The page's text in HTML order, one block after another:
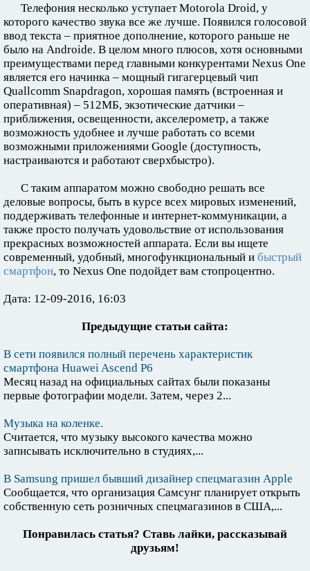
Телефония несколько уступает Motorola Droid, у
которого качество звука все же лучше. Появился голосовой
ввод текста – приятное дополнение, которого раньше не
было на Androide. В целом много плюсов, хотя основными
преимуществами перед главными конкурентами Nexus One
является его начинка – мощный гигагерцевый чип
Quallcomm Snapdragon, хорошая память (встроенная и
оперативная) – 512МБ, экзотические датчики –
приближения, освещенности, акселерометр, а также
возможность удобнее и лучше работать со всеми
возможными приложениями Google (доступность,
настраиваются и работают сверхбыстро).
С таким аппаратом можно свободно решать все
деловые вопросы, быть в курсе всех мировых изменений,
поддерживать телефонные и интернет-коммуникации, а
также просто получать удовольствие от использования
прекрасных возможностей аппарата. Если вы ищете
современный, удобный, многофункциональный и быстрый
смартфон, то Nexus One подойдет вам стопроцентно.
Дата: 12-09-2016, 16:03
Предыдущие статьи сайта:
В сети появился полный перечень характеристик
смартфона Huawei Ascend P6
Месяц назад на официальных сайтах были показаны
первые фотографии модели. Затем, через 2...
Музыка на коленке.
Считается, что музыку высокого качества можно
записывать исключительно в студиях,...
В Samsung пришел бывший дизайнер спецмагазин Apple
Сообщается, что организация Самсунг планирует открыть
собственную сеть розничных спецмагазинов в США,...
Понравилась статья? Ставь лайки, рассказывай
друзьям!